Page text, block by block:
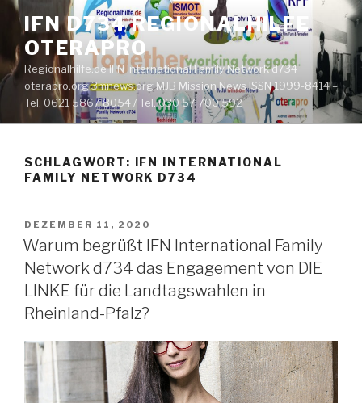
Zum
Inhalt
springen
IFN D734 REGIONALHILFE
OTERAPRO
Regionalhilfe.de IFN International Family Network d734
oterapro.org 3mnews.org MJB Mission News ISSN 1999-8414 –
Tel. 0621 5867 8054 / Tel. 030 57 700 592
SCHLAGWORT: IFN INTERNATIONAL
FAMILY NETWORK D734
VERÖFFENTLICHT
AM
DEZEMBER 11, 2020
Warum begrüßt IFN International Family
Network d734 das Engagement von DIE
LINKE für die Landtagswahlen in
Rheinland-Pfalz?